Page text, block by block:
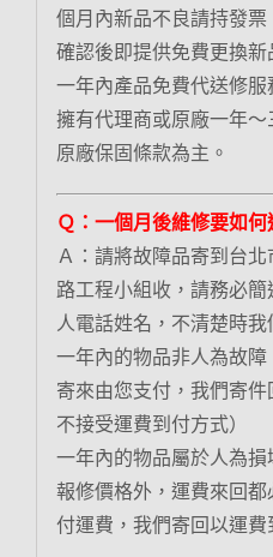
個月內新品不良請持發
確認後即提供免費更換
一年內產品免費代送修
擁有代理商或原廠一年
原廠保固條款為主。
Ｑ：一個月後維修要如何
Ａ：請將故障品寄到台
路工程小組收，請務必
人電話姓名，不清楚時我
一年內的物品非人為故
寄來由您支付，我們寄
不接受運費到付方式）
一年內的物品屬於人為
報修價格外，運費來回
付運費，我們寄回以運費